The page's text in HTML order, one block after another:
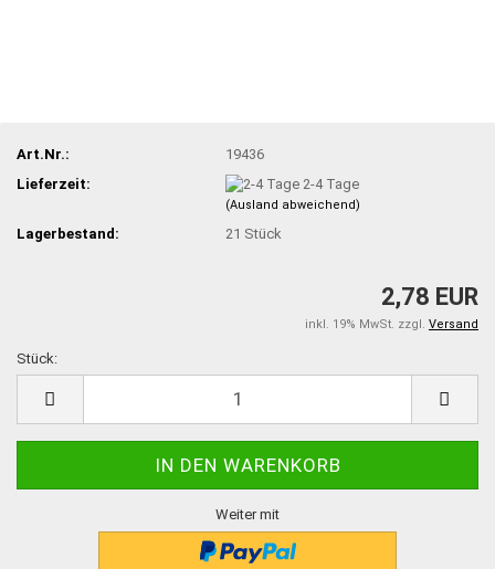
Art.Nr.:
19436
Lieferzeit:
2-4 Tage
(Ausland abweichend)
Lagerbestand: 21 Stück
2,78 EUR
inkl. 19% MwSt. zzgl. Versand
Stück:
Weiter mit